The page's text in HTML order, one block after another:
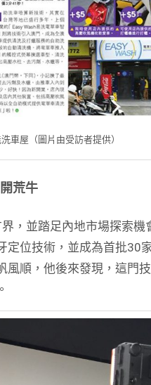
車屋（圖片由受訪者提供）
荒牛
，並踏足內地市場探索機
位技術，並成為首批30
風順，他後來發現，這門